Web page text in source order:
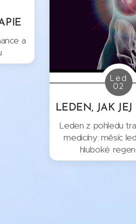
a
Led
02
LEDEN, JAK
Leden z pohledu
medicíny: měsíc
hluboké